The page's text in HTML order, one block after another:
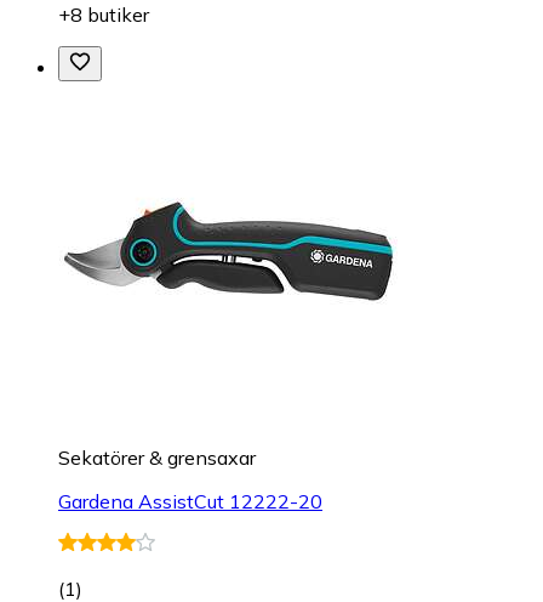
+8 butiker
Sekatörer & grensaxar
Gardena AssistCut 12222-20
(1)